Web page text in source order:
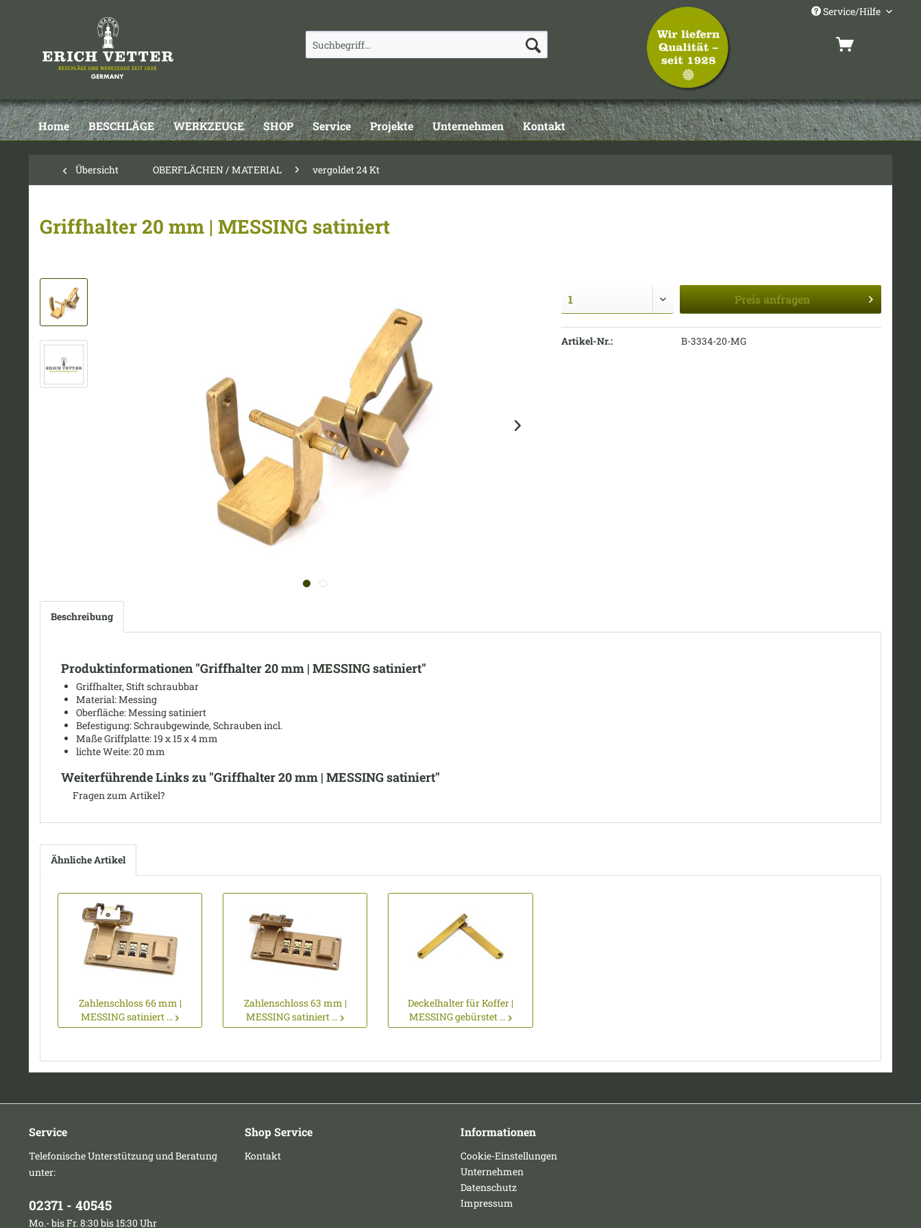
Service/Hilfe
Home BESCHLÄGE WERKZEUGE SHOP Service Projekte Unternehmen Kontakt
Übersicht OBERFLÄCHEN / MATERIAL vergoldet 24 Kt
Griffhalter 20 mm | MESSING satiniert
Preis anfragen
Artikel-Nr.: B-3334-20-MG
Beschreibung
Produktinformationen "Griffhalter 20 mm | MESSING satiniert"
Griffhalter, Stift schraubbar
Material: Messing
Oberfläche: Messing satiniert
Befestigung: Schraubgewinde, Schrauben incl.
Maße Griffplatte: 19 x 15 x 4 mm
lichte Weite: 20 mm
Weiterführende Links zu "Griffhalter 20 mm | MESSING satiniert"
Fragen zum Artikel?
Ähnliche Artikel
Zahlenschloss 66 mm |
MESSING satiniert ...
Zahlenschloss 63 mm |
MESSING satiniert ...
Deckelhalter für Koffer |
MESSING gebürstet ...
Service
Telefonische Unterstützung und Beratung
unter:
02371 - 40545
Mo.- bis Fr. 8:30 bis 15:30 Uhr
Shop Service
Kontakt
Informationen
Cookie-Einstellungen
Unternehmen
Datenschutz
Impressum